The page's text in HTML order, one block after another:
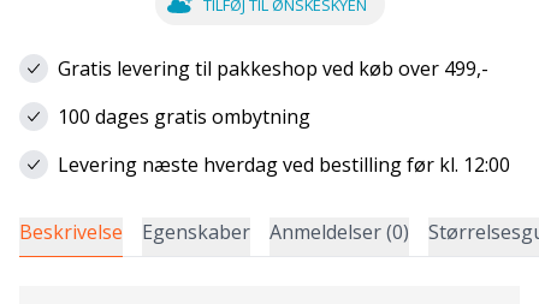
TILFØJ TIL ØNSKESKYEN
Gratis levering til pakkeshop ved køb over 499,-
100 dages gratis ombytning
Levering næste hverdag ved bestilling før kl. 12:00
Beskrivelse Egenskaber Anmeldelser (0)